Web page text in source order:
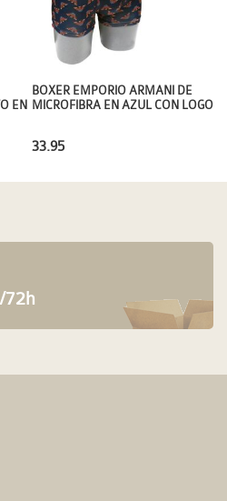
BOXER EMPORIO ARMANI DE
MICROFIBRA EN AZUL CON LOGO
33.95
EN
72h